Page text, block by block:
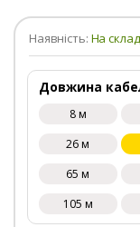
Наявність: На
Довжина
8 м
26 м
65 м
105 м